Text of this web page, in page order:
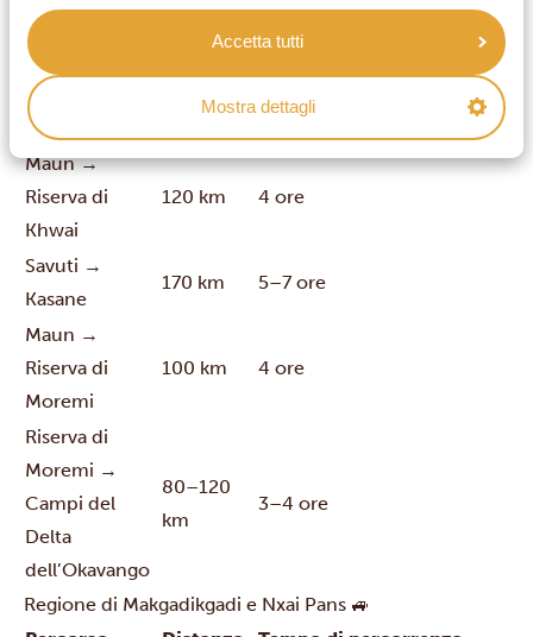
Accetta tutti
Mostra dettagli
Khwai →
Kasane
Regione dell’Okavango e del Moremi 🚙
Percorso
Maun →
Riserva di
Khwai
120 km 4 ore
Savuti →
Kasane
170 km 5–7 ore
Maun →
Riserva di
Moremi
100 km 4 ore
Riserva di
Moremi →
Campi del
Delta
dell’Okavango
80–120
km
3–4 ore
Regione di Makgadikgadi e Nxai Pans 🚙